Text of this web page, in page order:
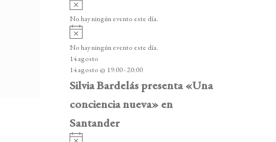
o
v
i
o
No hay ningún evento este día.
v
i
s
o
No hay ningún evento este día.
14 agosto
14 agosto @ 19:00-20:00
Silvia Bardelás presenta «Una
conciencia nueva» en
Santander